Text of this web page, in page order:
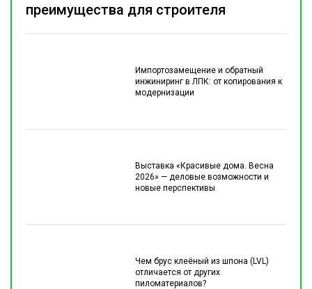
Импортозамещение и обратный
инжиниринг в ЛПК: от копирования к
модернизации
Выставка «Красивые дома. Весна
2026» — деловые возможности и
новые перспективы
Чем брус клеёный из шпона (LVL)
отличается от других
пиломатериалов?
преимущества для строителя